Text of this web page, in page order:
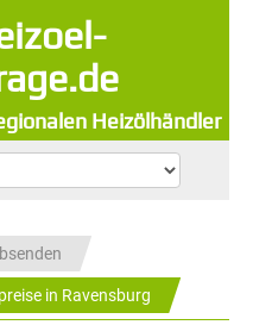
Heizölhändler
in Ravensburg